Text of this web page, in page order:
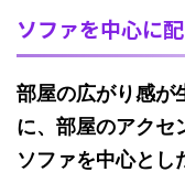
ソファを中心に
部屋の広がり感が
に、 部屋のアクセ
ソファを中心とし